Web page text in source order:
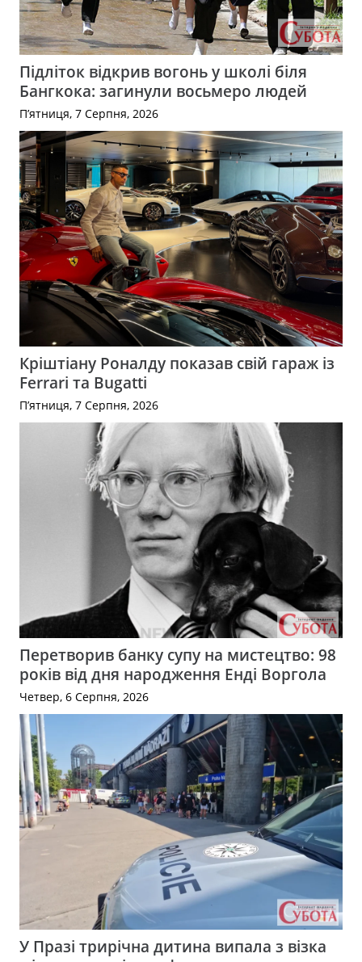
Підліток відкрив вогонь у школі біля
Бангкока: загинули восьмеро людей
П’ятниця, 7 Серпня, 2026
Кріштіану Роналду показав свій гараж із
Ferrari та Bugatti
П’ятниця, 7 Серпня, 2026
Перетворив банку супу на мистецтво: 98
років від дня народження Енді Воргола
Четвер, 6 Серпня, 2026
У Празі трирічна дитина випала з візка